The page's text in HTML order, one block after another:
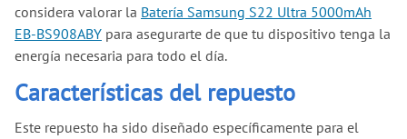
considera valorar la Batería Samsung S22 Ultra 5000mAh
EB-BS908ABY para asegurarte de que tu dispositivo tenga la
energía necesaria para todo el día.
Características del repuesto
Este repuesto ha sido diseñado específicamente para el